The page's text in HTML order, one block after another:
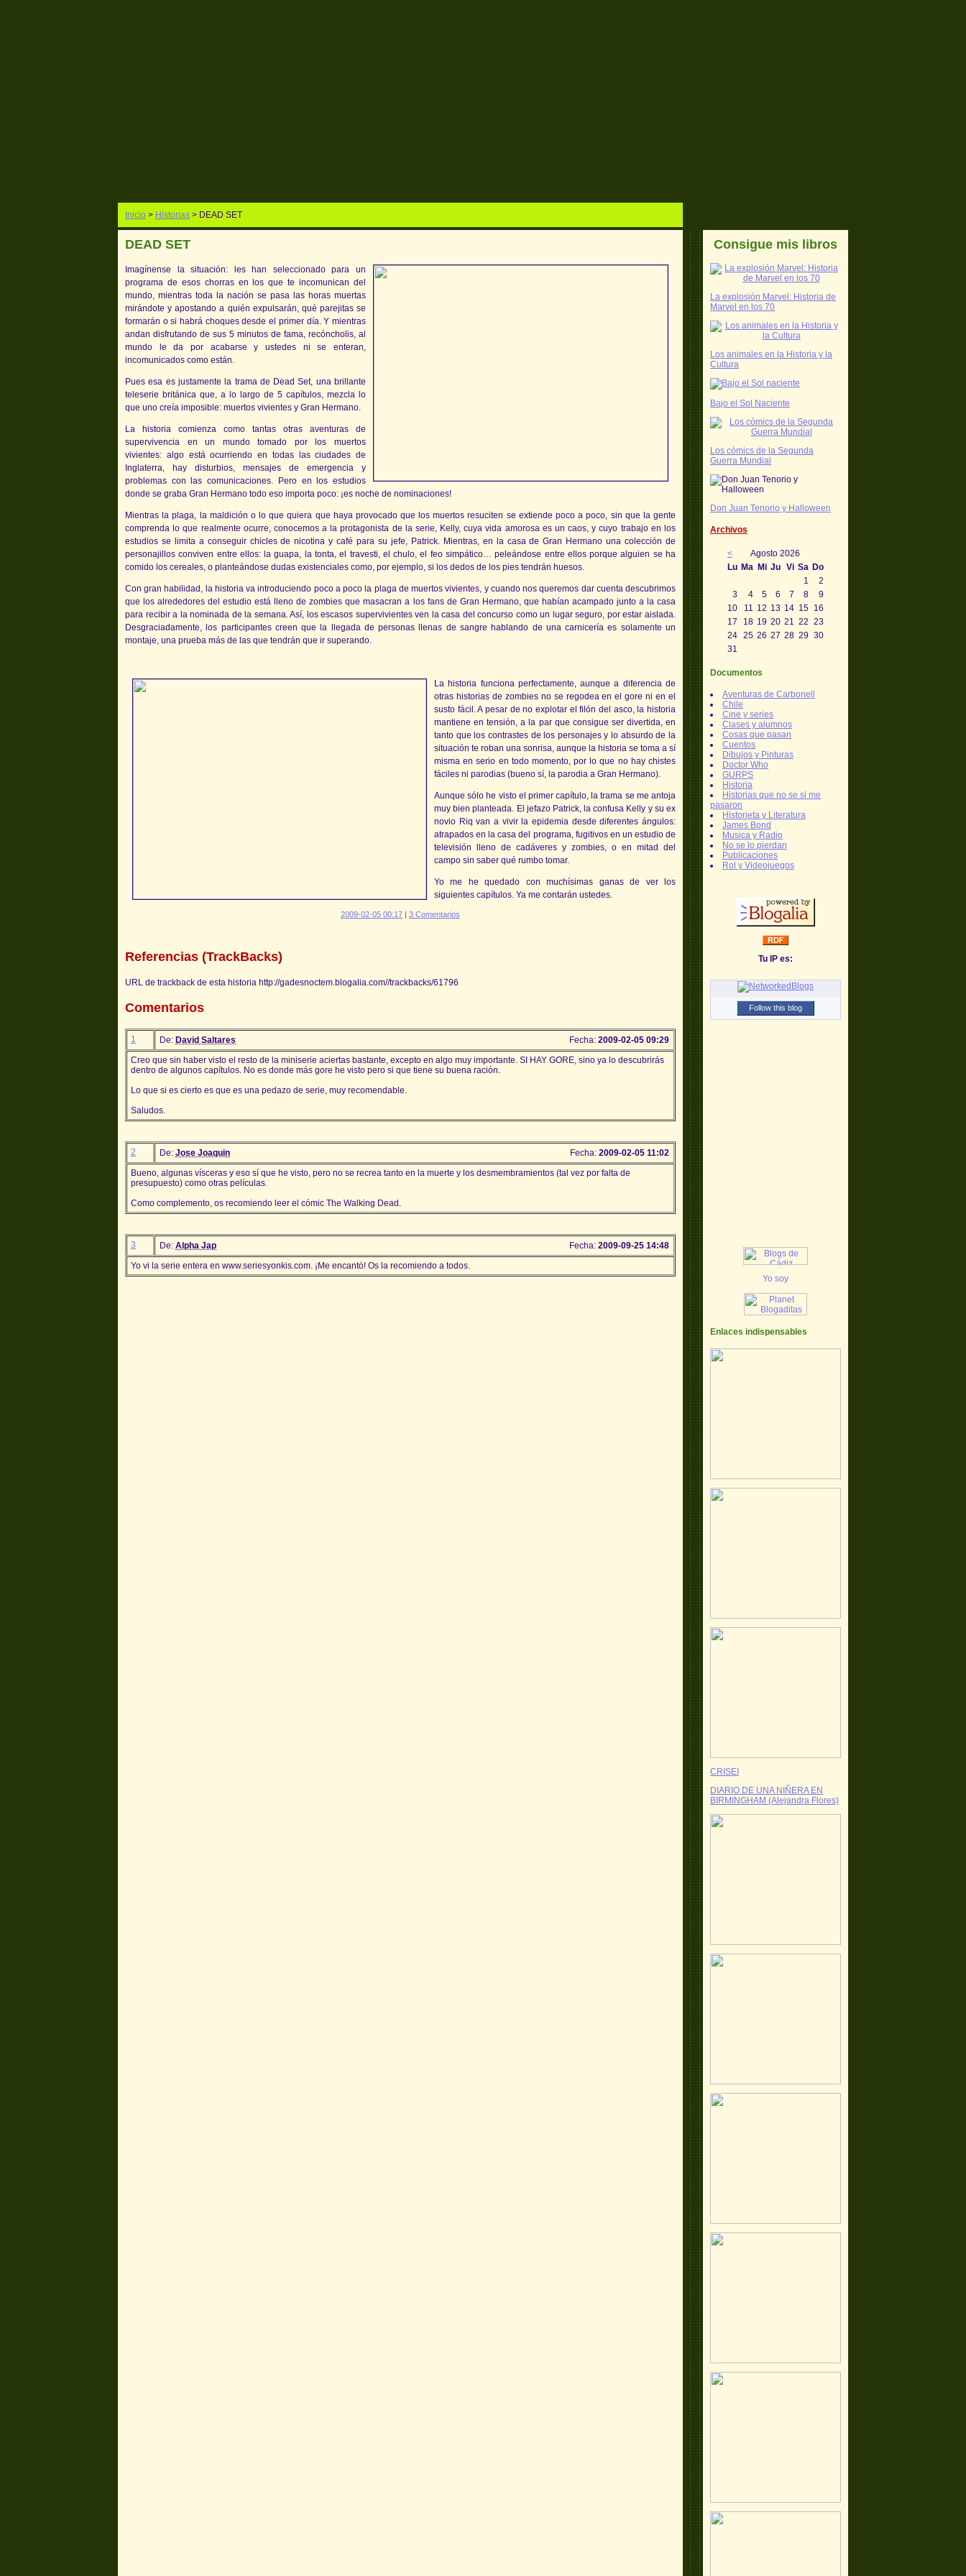
Inicio > Historias > DEAD SET
DEAD SET
Imagínense la situación: les han seleccionado para un
programa de esos chorras en los que te incomunican del
mundo, mientras toda la nación se pasa las horas muertas
mirándote y apostando a quién expulsarán, qué parejitas se
formarán o si habrá choques desde el primer día. Y mientras
andan disfrutando de sus 5 minutos de fama, recóncholis, al
mundo le da por acabarse y ustedes ni se enteran,
incomunicados como están.
Pues esa es justamente la trama de Dead Set, una brillante
teleserie británica que, a lo largo de 5 capítulos, mezcla lo
que uno creía imposible: muertos vivientes y Gran Hermano.
La historia comienza como tantas otras aventuras de
supervivencia en un mundo tomado por los muertos
vivientes: algo está ocurriendo en todas las ciudades de
Inglaterra, hay disturbios, mensajes de emergencia y
problemas con las comunicaciones. Pero en los estudios
donde se graba Gran Hermano todo eso importa poco: ¡es noche de nominaciones!
Mientras la plaga, la maldición o lo que quiera que haya provocado que los muertos resuciten se extiende poco a poco, sin que la gente
comprenda lo que realmente ocurre, conocemos a la protagonista de la serie, Kelly, cuya vida amorosa es un caos, y cuyo trabajo en los
estudios se limita a conseguir chicles de nicotina y café para su jefe, Patrick. Mientras, en la casa de Gran Hermano una colección de
personajillos conviven entre ellos: la guapa, la tonta, el travesti, el chulo, el feo simpático… peleándose entre ellos porque alguien se ha
comido los cereales, o planteándose dudas existenciales como, por ejemplo, si los dedos de los pies tendrán huesos.
Con gran habilidad, la historia va introduciendo poco a poco la plaga de muertos vivientes, y cuando nos queremos dar cuenta descubrimos
que los alrededores del estudio está lleno de zombies que masacran a los fans de Gran Hermano, que habían acampado junto a la casa
para recibir a la nominada de la semana. Así, los escasos supervivientes ven la casa del concurso como un lugar seguro, por estar aislada.
Desgraciadamente, los participantes creen que la llegada de personas llenas de sangre hablando de una carnicería es solamente un
montaje, una prueba más de las que tendrán que ir superando.
La historia funciona perfectamente, aunque a diferencia de
otras historias de zombies no se regodea en el gore ni en el
susto fácil. A pesar de no explotar el filón del asco, la historia
mantiene en tensión, a la par que consigue ser divertida, en
tanto que los contrastes de los personajes y lo absurdo de la
situación te roban una sonrisa, aunque la historia se toma a sí
misma en serio en todo momento, por lo que no hay chistes
fáciles ni parodias (bueno sí, la parodia a Gran Hermano).
Aunque sólo he visto el primer capítulo, la trama se me antoja
muy bien planteada. El jefazo Patrick, la confusa Kelly y su ex
novio Riq van a vivir la epidemia desde diferentes ángulos:
atrapados en la casa del programa, fugitivos en un estudio de
televisión lleno de cadáveres y zombies, o en mitad del
campo sin saber qué rumbo tomar.
Yo me he quedado con muchísimas ganas de ver los
siguientes capítulos. Ya me contarán ustedes.
2009-02-05 00:17 | 3 Comentarios
Referencias (TrackBacks)
URL de trackback de esta historia http://gadesnoctem.blogalia.com//trackbacks/61796
Comentarios
1 De: David Saltares Fecha: 2009-02-05 09:29
Creo que sin haber visto el resto de la miniserie aciertas bastante, excepto en algo muy importante. SI HAY GORE, sino ya lo descubrirás
dentro de algunos capítulos. No es donde más gore he visto pero si que tiene su buena ración.
Lo que si es cierto es que es una pedazo de serie, muy recomendable.
Saludos.
2 De: Jose Joaquin Fecha: 2009-02-05 11:02
Bueno, algunas vísceras y eso sí que he visto, pero no se recrea tanto en la muerte y los desmembramientos (tal vez por falta de
presupuesto) como otras películas.
Como complemento, os recomiendo leer el cómic The Walking Dead.
3 De: Alpha Jap Fecha: 2009-09-25 14:48
Yo vi la serie entera en www.seriesyonkis.com. ¡Me encantó! Os la recomiendo a todos.
Consigue mis libros
La explosión Marvel: Historia de
Marvel en los 70
Los animales en la Historia y la
Cultura
Bajo el Sol Naciente
Los cómics de la Segunda
Guerra Mundial
Don Juan Tenorio y Halloween
Archivos
<
Agosto 2026
Lu Ma Mi Ju Vi Sa Do
1
2
3
4 5 6 7 8
9
10
11 12 13 14 15 16
17
18 19 20 21 22 23
24 25 26 27 28 29 30
31
Documentos
Aventuras de Carbonell
Chile
Cine y series
Clases y alumnos
Cosas que pasan
Cuentos
Dibujos y Pinturas
Doctor Who
GURPS
Historia
Historias que no se si me
pasaron
Historieta y Literatura
James Bond
Musica y Radio
No se lo pierdan
Publicaciones
Rol y Videojuegos
Tu IP es:
Follow this blog
Enlaces indispensables
CRISEI
DIARIO DE UNA NIÑERA EN
BIRMINGHAM (Alejandra Flores)